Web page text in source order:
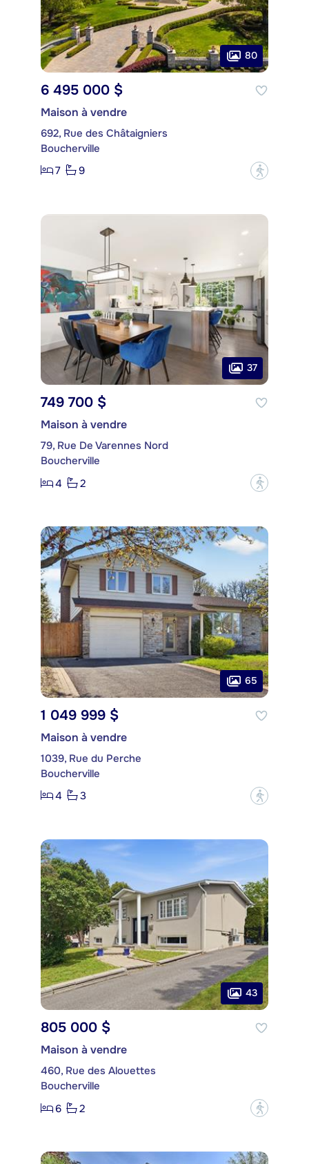
80
6 495 000 $
Maison à vendre
692, Rue des Châtaigniers
Boucherville
7
9 ?
37
749 700 $
Maison à vendre
79, Rue De Varennes Nord
Boucherville
4
2 ?
65
1 049 999 $
Maison à vendre
1039, Rue du Perche
Boucherville
4
3 ?
43
805 000 $
Maison à vendre
460, Rue des Alouettes
Boucherville
6
2 ?